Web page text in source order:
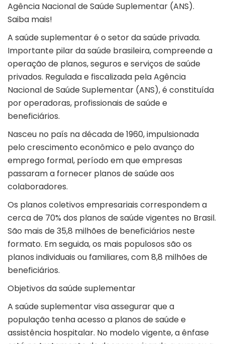
Agência Nacional de Saúde Suplementar (ANS).
Saiba mais!
A saúde suplementar é o setor da saúde privada.
Importante pilar da saúde brasileira, compreende a
operação de planos, seguros e serviços de saúde
privados. Regulada e fiscalizada pela Agência
Nacional de Saúde Suplementar (ANS), é constituída
por operadoras, profissionais de saúde e
beneficiários.
Nasceu no país na década de 1960, impulsionada
pelo crescimento econômico e pelo avanço do
emprego formal, período em que empresas
passaram a fornecer planos de saúde aos
colaboradores.
Os planos coletivos empresariais correspondem a
cerca de 70% dos planos de saúde vigentes no Brasil.
São mais de 35,8 milhões de beneficiários neste
formato. Em seguida, os mais populosos são os
planos individuais ou familiares, com 8,8 milhões de
beneficiários.
Objetivos da saúde suplementar
A saúde suplementar visa assegurar que a
população tenha acesso a planos de saúde e
assistência hospitalar. No modelo vigente, a ênfase